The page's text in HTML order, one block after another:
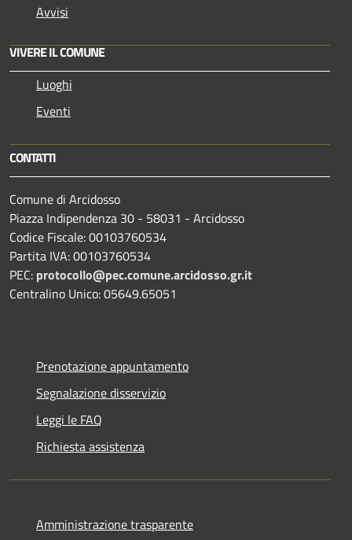
Avvisi
VIVERE IL COMUNE
Luoghi
Eventi
CONTATTI
Comune di Arcidosso
Piazza Indipendenza 30 - 58031 - Arcidosso
Codice Fiscale: 00103760534
Partita IVA: 00103760534
PEC: protocollo@pec.comune.arcidosso.gr.it
Centralino Unico: 05649.65051
Prenotazione appuntamento
Segnalazione disservizio
Leggi le FAQ
Richiesta assistenza
Amministrazione trasparente